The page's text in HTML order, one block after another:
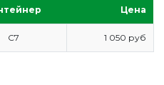
Цена
С7 1 050 руб